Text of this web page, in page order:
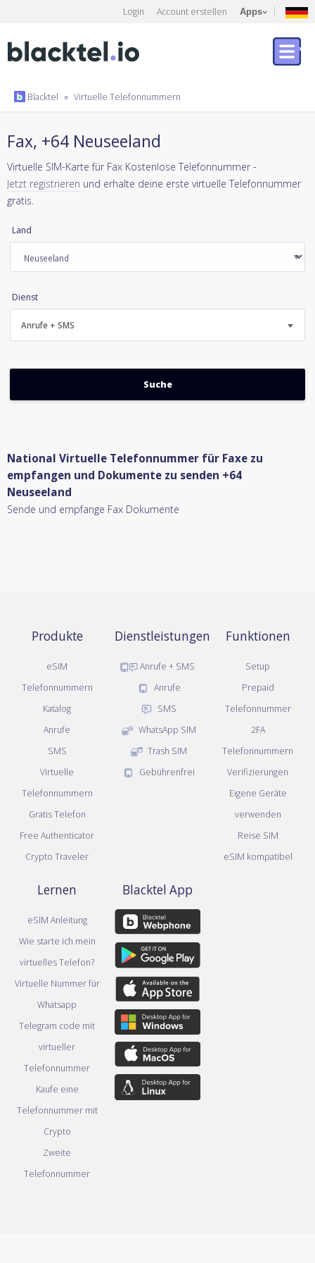
Login Account erstellen Apps
Blacktel » Virtuelle Telefonnummern
Fax, +64 Neuseeland
Virtuelle SIM-Karte für Fax Kostenlose Telefonnummer -
Jetzt registrieren und erhalte deine erste virtuelle Telefonnummer
gratis.
Land
Dienst
Anrufe + SMS
National Virtuelle Telefonnummer für Faxe zu
empfangen und Dokumente zu senden +64
Neuseeland
Sende und empfange Fax Dokumente
Produkte
eSIM
Telefonnummern
Katalog
Anrufe
SMS
Virtuelle
Telefonnummern
Gratis Telefon
Free Authenticator
Crypto Traveler
Dienstleistungen
Anrufe + SMS
Anrufe
SMS
WhatsApp SIM
Trash SIM
Gebührenfrei
Funktionen
Setup
Prepaid
Telefonnummer
2FA
Telefonnummern
Verifizierungen
Eigene Geräte
verwenden
Reise SIM
eSIM kompatibel
Lernen
eSIM Anleitung
Wie starte ich mein
virtuelles Telefon?
Virtuelle Nummer für
Whatsapp
Telegram code mit
virtueller
Telefonnummer
Kaufe eine
Telefonnummer mit
Crypto
Zweite
Telefonnummer
Blacktel App